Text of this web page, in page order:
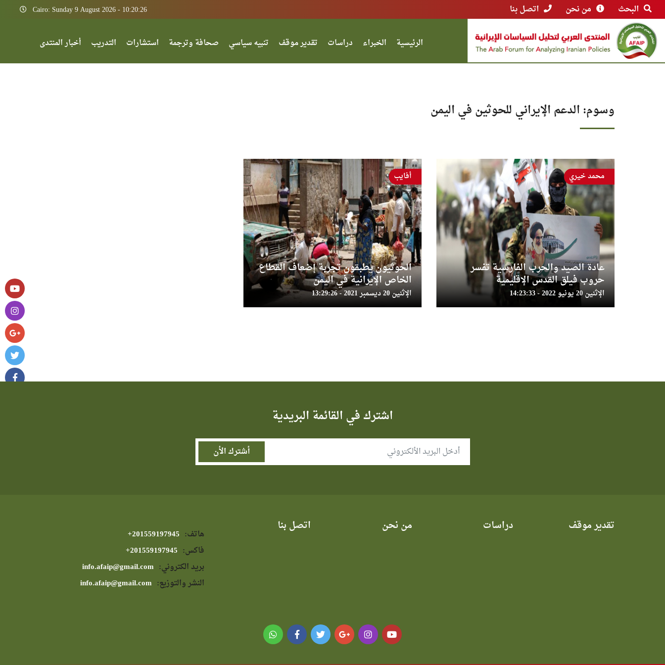
البحث من نحن اتصل بنا Cairo: Sunday 9 August 2026 - 10:20:26
الرئيسية الخبراء دراسات تقدير موقف تنبيه سياسي صحافة وترجمة استشارات التدريب أخبار المنتدى
وسوم: الدعم الإيراني للحوثين في اليمن
عادة الصيد والحرب الفارسية تفسر
حروب فيلق القدس الإقليمية
الإثنين 20 يونيو 2022 - 14:23:33
محمد خيري
الحوثيون يطبقون تجربة إضعاف القطاع
الخاص الإيرانية في اليمن
الإثنين 20 ديسمبر 2021 - 13:29:26
أفايب
اشترك في القائمة البريدية
تقدير موقف دراسات من نحن اتصل بنا
هاتف:
فاكس:
بريد الكتروني:
النشر والتوزيع: